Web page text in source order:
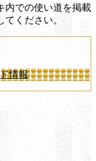
内での使い道を掲載
てください。
情報